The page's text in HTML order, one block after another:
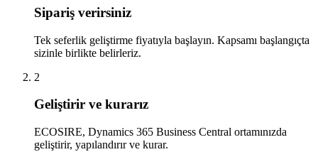
Sipariş verirsiniz
Tek seferlik geliştirme fiyatıyla başlayın. Kapsamı başlangıçta
sizinle birlikte belirleriz.
2
Geliştirir ve kurarız
ECOSIRE, Dynamics 365 Business Central ortamınızda
geliştirir, yapılandırır ve kurar.